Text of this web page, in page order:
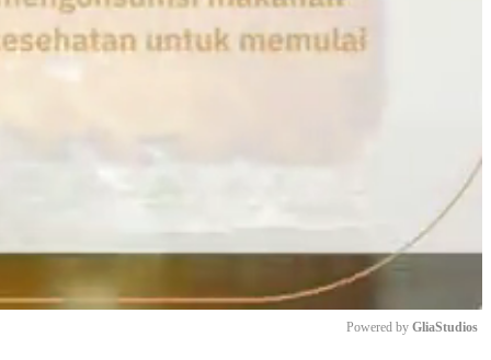
Powered by GliaStudios